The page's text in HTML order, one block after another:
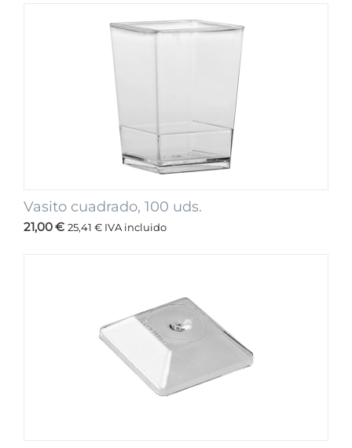
Vasito cuadrado, 100 uds.
21,00€ 25,41 € IVA incluido